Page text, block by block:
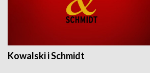
Kowalski i Schmidt